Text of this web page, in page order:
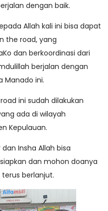
dengan baik.
Allah kali ini bisa dapat
the road, yang
dan berkoordinasi dari
berjalan dengan
Manado ini.
ini sudah dilakukan
ada di wilayah
Kepulauan.
Insha Allah bisa
dan mohon doanya
berlanjut.